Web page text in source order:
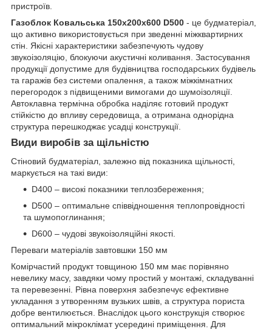
пристроїв.
Газоблок Ковальська 150x200x600 D500 - це будматеріал,
що активно використовується при зведенні міжквартирних
стін. Якісні характеристики забезпечують чудову
звукоізоляцію, блокуючи акустичні коливання. Застосування
продукції допустиме для будівництва господарських будівель
та гаражів без системи опалення, а також міжкімнатних
перегородок з підвищеними вимогами до шумоізоляції.
Автоклавна термічна обробка наділяє готовий продукт
стійкістю до впливу середовища, а отримана однорідна
структура перешкоджає усадці конструкції.
Види виробів за щільністю
Стіновий будматеріал, залежно від показника щільності,
маркується на такі види:
D400 – високі показники теплозбереження;
D500 – оптимальне співвідношення теплопровідності
та шумопоглинання;
D600 – чудові звукоізоляційні якості.
Переваги матеріалів завтовшки 150 мм
Комірчастий продукт товщиною 150 мм має порівняно
невелику масу, завдяки чому простий у монтажі, складуванні
та перевезенні. Рівна поверхня забезпечує ефективне
укладання з утворенням вузьких швів, а структура пориста
добре вентилюється. Внаслідок цього конструкція створює
оптимальний мікроклімат усередині приміщення. Для